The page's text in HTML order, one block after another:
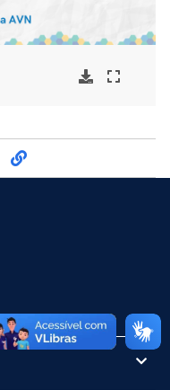
por Facebook
por Twitter
por
Compartilhe por
link para Copiar